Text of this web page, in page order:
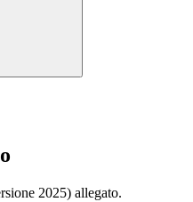
2025) allegato.